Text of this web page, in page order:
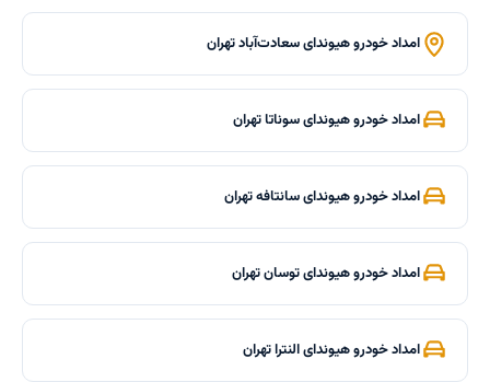
امداد خودرو هیوندای سعادت‌آباد تهران
امداد خودرو هیوندای سوناتا تهران
امداد خودرو هیوندای سانتافه تهران
امداد خودرو هیوندای توسان تهران
امداد خودرو هیوندای النترا تهران